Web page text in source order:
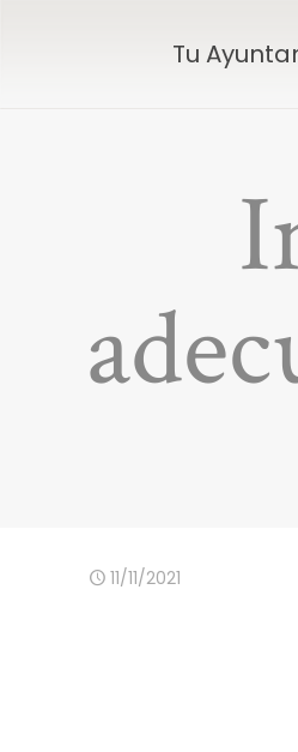
Tu
11/11/2021